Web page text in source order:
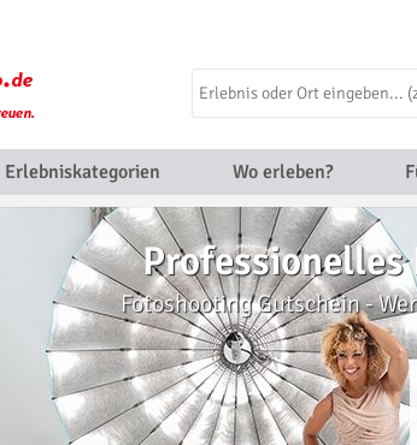
Erlebniskategorien Wo erleben?
Professionelles
Fotoshooting Gutschein -